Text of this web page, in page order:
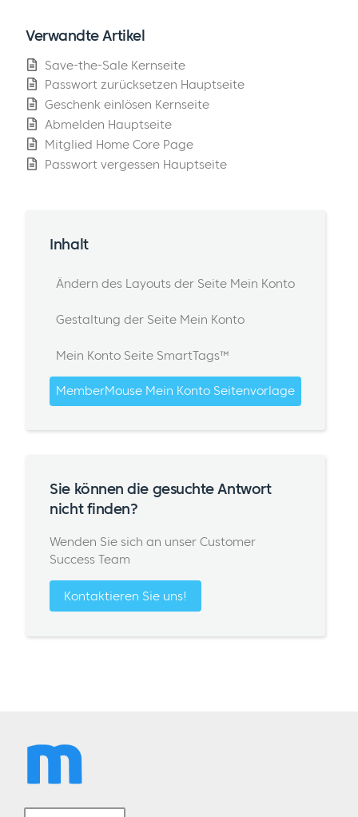
Verwandte Artikel
Save-the-Sale Kernseite
Passwort zurücksetzen Hauptseite
Geschenk einlösen Kernseite
Abmelden Hauptseite
Mitglied Home Core Page
Passwort vergessen Hauptseite
Inhalt
Ändern des Layouts der Seite Mein Konto
Gestaltung der Seite Mein Konto
Mein Konto Seite SmartTags™
MemberMouse Mein Konto Seitenvorlage
Sie können die gesuchte Antwort
nicht finden?
Wenden Sie sich an unser Customer
Success Team
Kontaktieren Sie uns!